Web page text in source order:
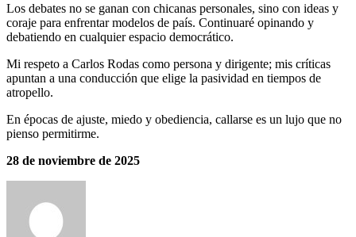
Los debates no se ganan con chicanas personales, sino con ideas y
coraje para enfrentar modelos de país. Continuaré opinando y
debatiendo en cualquier espacio democrático.
Mi respeto a Carlos Rodas como persona y dirigente; mis críticas
apuntan a una conducción que elige la pasividad en tiempos de
atropello.
En épocas de ajuste, miedo y obediencia, callarse es un lujo que no
pienso permitirme.
28 de noviembre de 2025